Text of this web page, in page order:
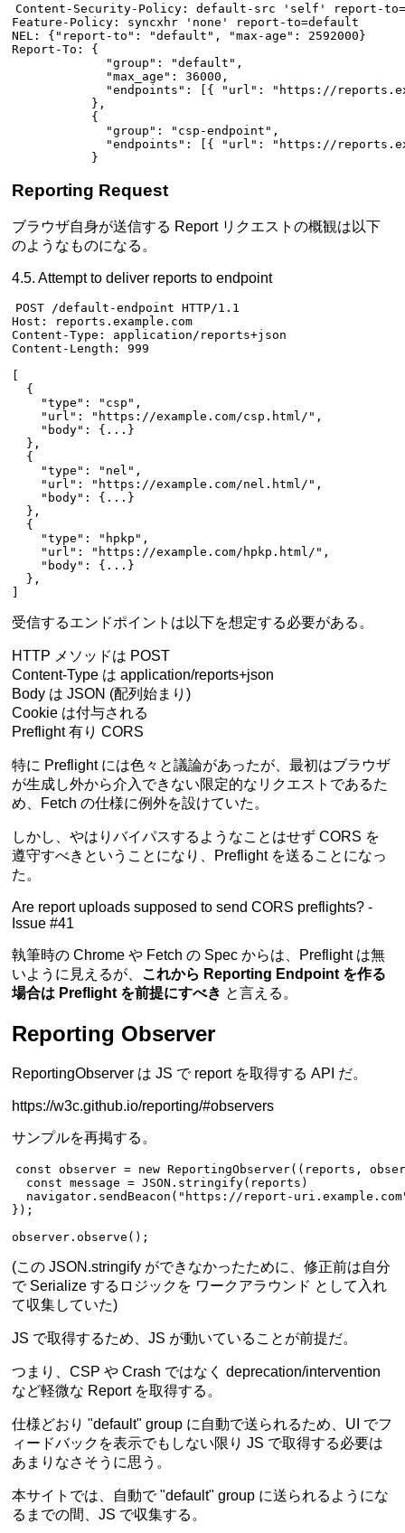
Content-Security-Policy :
default-src 'self' report-
Feature-Policy :
syncxhr 'none' report-to=default
NEL :
{"report-to": "default", "max-age": 2592000}
Report-To :
{
             "group": "default",
             "max_age": 36000,
             "endpoints": [{
"url" :
"https://
           },
           {
             "group"
: "csp-endpoint" ,
             "endpoints"
: [{ "url" :
"https://
           }
Reporting Request
ブラウザ自身が送信する Report リクエストの概観は以下
のようなものになる。
4.5. Attempt to deliver reports to endpoint
POST /default-endpoint HTTP/1.1
Host :
reports.example.com
Content-Type :
application/reports+json
Content-Length :
999
  {
    "type"
: "csp" ,
    "url"
: "https://example.com/csp.html/" ,
    "body"
: { ... }
  },
  {
    "type"
: "nel" ,
    "url"
: "https://example.com/nel.html/" ,
    "body"
: { ... }
  },
  {
    "type"
: "hpkp" ,
    "url"
: "https://example.com/hpkp.html/" ,
    "body"
: { ... }
  },
受信するエンドポイントは以下を想定する必要がある。
HTTP メソッドは POST
Content-Type は application/reports+json
Body は JSON (配列始まり)
Cookie は付与される
Preflight 有り CORS
特に Preflight には色々と議論があったが、最初はブラウザ
が生成し外から介入できない限定的なリクエストであるた
め、Fetch の仕様に例外を設けていた。
しかし、やはりバイパスするようなことはせず CORS を
遵守すべきということになり、Preflight を送ることになっ
た。
Are report uploads supposed to send CORS preflights? -
Issue #41
執筆時の Chrome や Fetch の Spec からは、Preflight は無
いように見えるが、 これから Reporting Endpoint を作る
場合は Preflight を前提にすべき と言える。
Reporting Observer
ReportingObserver は JS で report を取得する API だ。
https://w3c.github.io/reporting/#observers
サンプルを再掲する。
const observer = new ReportingObserver(( reports ,
  const
message = JSON . stringify(reports)
  navigator.
sendBeacon ( "https://report-
});
observer.observe ();
(この JSON.stringify ができなかったために、修正前は自分
で Serialize するロジックを ワークアラウンド として入れ
て収集していた)
JS で取得するため、JS が動いていることが前提だ。
つまり、CSP や Crash ではなく deprecation/intervention
など軽微な Report を取得する。
仕様どおり "default" group に自動で送られるため、UI でフ
ィードバックを表示でもしない限り JS で取得する必要は
あまりなさそうに思う。
本サイトでは、自動で "default" group に送られるようにな
るまでの間、JS で収集する。